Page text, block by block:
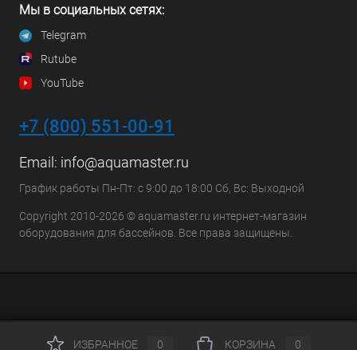
Мы в социальных сетях:
Telegram
Rutube
YouTube
+7 (800) 551-00-91
Email: info@aquamaster.ru
График работы Пн-Пт: с 9:00 до 18:00 Сб, Вс: Выходной
Copyright 2010-2026 © aquamaster.ru интернет-магазин
оборудования для бассейнов. Все права защищены.
ИЗБРАННОЕ 0 КОРЗИНА 0